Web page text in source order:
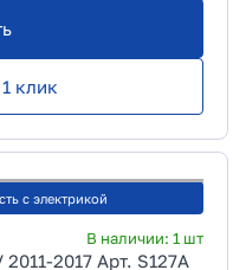
клик
с электрикой
В наличии: 1 шт
2017 Арт. S127A